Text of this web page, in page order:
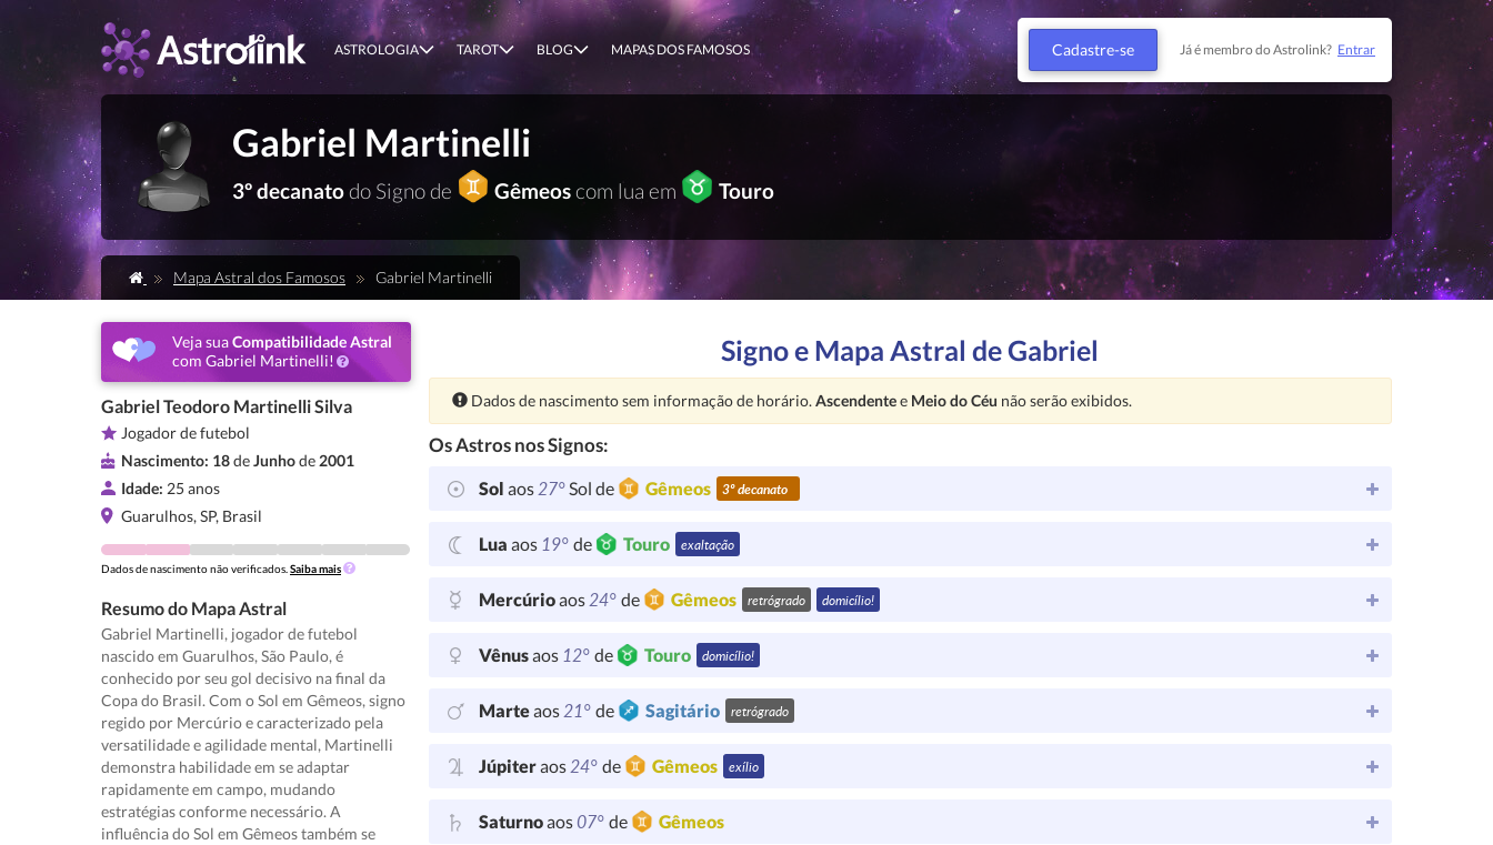
ASTROLOGIA TAROT BLOG MAPAS DOS FAMOSOS Cadastre-se Já é membro do Astrolink? Entrar
Gabriel Martinelli
3º decanatodo Signo de Gêmeoscom lua em Touro
Mapa Astral dos Famosos Gabriel Martinelli
Veja suaCompatibilidade Astral
com Gabriel Martinelli!
Gabriel Teodoro Martinelli Silva
Jogador de futebol
Nascimento: 18deJunhode 2001
Idade: 25 anos
Guarulhos, SP, Brasil
Dados de nascimento não verificados. Saiba mais
Resumo do Mapa Astral
Gabriel Martinelli, jogador de futebol
nascido em Guarulhos, São Paulo, é
conhecido por seu gol decisivo na final da
Copa do Brasil. Com o Sol em Gêmeos, signo
regido por Mercúrio e caracterizado pela
versatilidade e agilidade mental, Martinelli
demonstra habilidade em se adaptar
rapidamente em campo, mudando
estratégias conforme necessário. A
influência do Sol em Gêmeos também se
Signo e Mapa Astral de Gabriel
Atenção:
Dados de nascimento sem informação de horário. Ascendentee Meio do Céu não serão exibidos.
Os Astros nos Signos:
Sol aos27°Sol de Gêmeos 3º decanato
Lua aos 19° de Touro exaltação
Mercúrioaos24° de Gêmeos retrógrado domicílio!
Vênusaos 12° de Touro domicílio!
Marteaos21° de Sagitário retrógrado
Júpiteraos24° de Gêmeos exílio
Saturnoaos07° de Gêmeos